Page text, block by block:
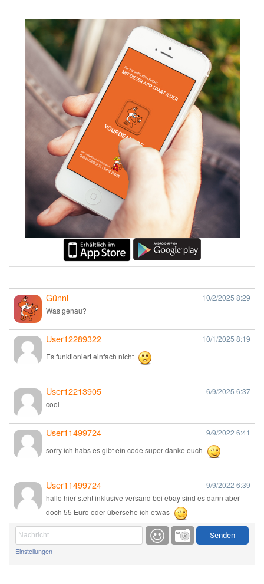
Günni 10/2/2025 8:29
Was genau?
User12289322 10/1/2025 8:19
Es funktioniert einfach nicht
User12213905 6/9/2025 6:37
cool
User11499724 9/9/2022 6:41
sorry ich habs es gibt ein code super danke euch
User11499724 9/9/2022 6:39
hallo hier steht inklusive versand bei ebay sind es dann aber
doch 55 Euro oder übersehe ich etwas
Günni 9/1/20226:17
Einstellungen